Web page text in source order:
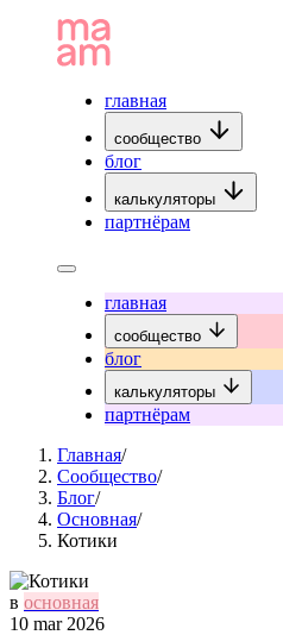
главная
сообщество
блог
калькуляторы
партнёрам
главная
сообщество
блог
калькуляторы
партнёрам
Главная/
Сообщество/
Блог/
Основная/
Котики
в основная
10 mar 2026